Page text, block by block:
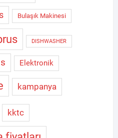
Bulaşık Makinesi
DISHWASHER
Elektronik
kampanya
kktc